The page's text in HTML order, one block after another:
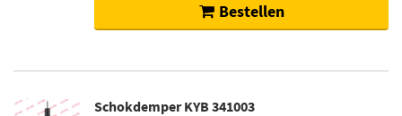
Bestellen
Schokdemper KYB 341003